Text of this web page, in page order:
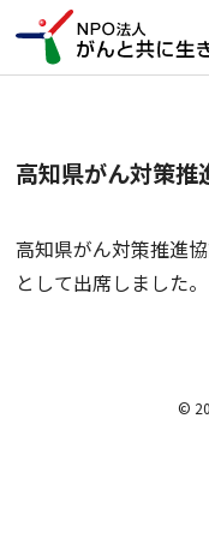
高知県がん対策推
高知県がん対策推進
として出席しました。
©